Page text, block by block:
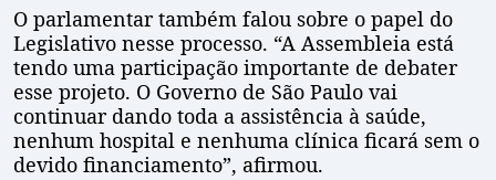
O parlamentar também falou sobre o papel do
Legislativo nesse processo. “A Assembleia está
tendo uma participação importante de debater
esse projeto. O Governo de São Paulo vai
continuar dando toda a assistência à saúde,
nenhum hospital e nenhuma clínica ficará sem o
devido financiamento”, afirmou.